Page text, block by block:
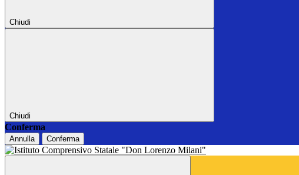
Chiudi
Chiudi
Conferma
Annulla Conferma